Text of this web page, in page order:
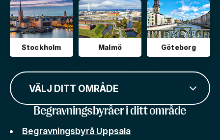
Stockholm Malmö Göteborg
VÄLJ DITT OMRÅDE
Begravningsbyråer i ditt område
Begravningsbyrå Uppsala